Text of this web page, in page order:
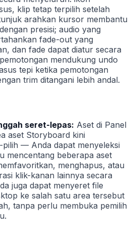
klip tetap terpilih setelah
arahkan kursor membantu
presisi; audio yang
fade-out yang
dan fade dapat diatur secara
mendukung undo
tepi ketika pemotongan
trim ditangani lebih andal.
seret-lepas: Aset di Panel
aset Storyboard kini
pilih — Anda dapat menyeleksi
mencentang beberapa aset
menghapus, atau
klik-kanan lainnya secara
juga dapat menyeret file
ke salah satu area tersebut
tanpa perlu membuka pemilih